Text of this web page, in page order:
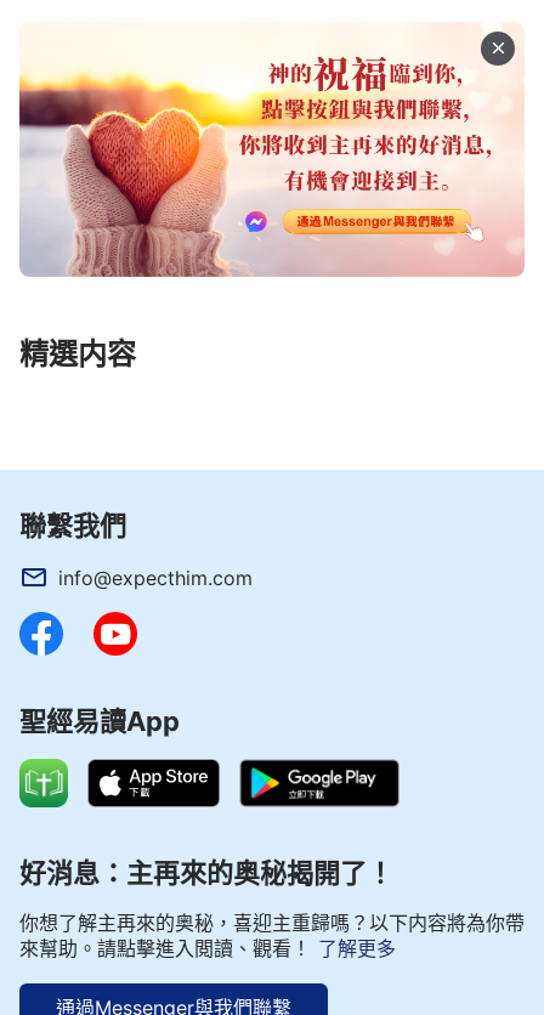
精選内容
聯繫我們
info@expecthim.com
聖經易讀App
好消息：主再來的奥秘揭開了！
你想了解主再來的奥秘，喜迎主重歸嗎？以下内容將為你帶
來幫助。請點擊進入閲讀、觀看！
了解更多
通過Messenger與我們聯繫